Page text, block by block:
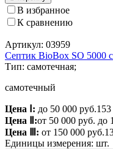
В избранное
К сравнению
Артикул: 03959
Септик BioBox SO 5000
Тип: самотечная;
самотечный
Цена Ⅰ: до 50 000 руб.
Цена Ⅱ:от 50 000 руб. до
Цена Ⅲ: от 150 000 руб.
Единицы измерения: шт.